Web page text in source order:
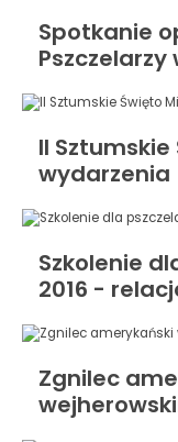
Spotkanie
Pszczelarzy
II
wydarzenia
Szkolenie
2016 -
Zgnilec